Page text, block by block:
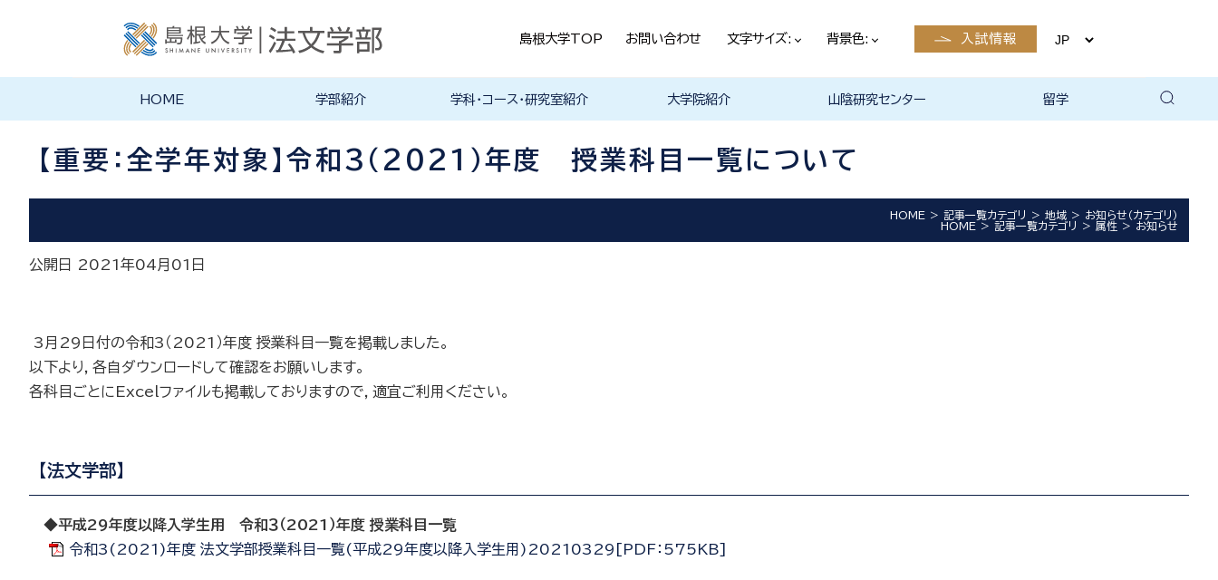
島根大学TOP お問い合わせ 文字サイズ: 背景色: 入試情報
HOME 学部紹介 学科・コース・研究室紹介 大学院紹介 山陰研究センター 留学
【重要：全学年対象】令和3（2021）年度 授業科目一覧について
HOME 記事一覧カテゴリ 地域
お知らせ（カテゴリ）
HOME
記事一覧カテゴリ 属性 お知らせ
公開日 2021年04月01日
3月29日付の令和3（2021）年度 授業科目一覧を掲載しました。
以下より，各自ダウンロードして確認をお願いします。
各科目ごとにExcelファイルも掲載しておりますので，適宜ご利用ください。
【法文学部】
◆平成29年度以降入学生用 令和３（2021）年度 授業科目一覧
令和3(2021)年度 法文学部授業科目一覧(平成29年度以降入学生用)20210329[PDF：575KB]